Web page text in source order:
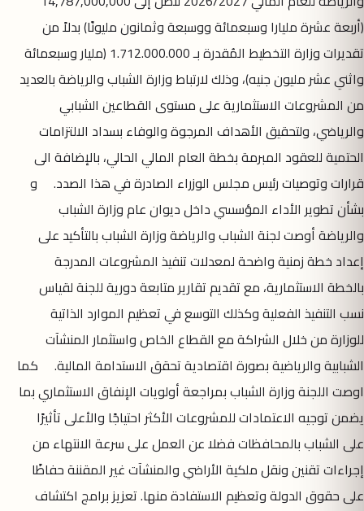
(أربعة عشرة مليارا وسبعمائة ووسبعة وثمانون مليونًا) بدلاً من
تقديرات وزارة التخطيط المُقدرة بـ 1.712.000.000 (مليار وسبعمائة
واثني عشر مليون جنيه)، وذلك لارتباط وزارة الشباب والرياضة بالعديد
من المشروعات الاستثمارية على مستوى القطاعين الشبابي
والرياضي، ولتحقيق الأهداف المرجوة والوفاء بسداد الالتزامات
الحتمية للعقود المبرمة بخطة العام المالي الحالي، بالإضافة الى
قرارات وتوصيات رئيس مجلس الوزراء الصادرة في هذا الصدد. و
بشأن تطوير الأداء المؤسسي داخل ديوان عام وزارة الشباب
والرياضة أوصت لجنة الشباب والرياضة وزارة الشباب بالتأكيد على
إعداد خطة زمنية واضحة لمعدلات تنفيذ المشروعات المدرجة
بالخطة الاستثمارية، مع تقديم تقارير متابعة دورية للجنة لقياس
نسب التنفيذ الفعلية وكذلك التوسع في تعظيم الموارد الذاتية
للوزارة من خلال الشراكة مع القطاع الخاص واستثمار المنشآت
الشبابية والرياضية بصورة اقتصادية تحقق الاستدامة المالية. كما
اوصت اللجنة وزارة الشباب بمراجعة أولويات الإنفاق الاستثماري بما
يضمن توجيه الاعتمادات للمشروعات الأكثر احتياجًا والأعلى تأثيرًا
على الشباب بالمحافظات فضلا عن العمل على سرعة الانتهاء من
إجراءات تقنين ونقل ملكية الأراضي والمنشآت غير المقننة حفاظًا
على حقوق الدولة وتعظيم الاستفادة منها. تعزيز برامج اكتشاف